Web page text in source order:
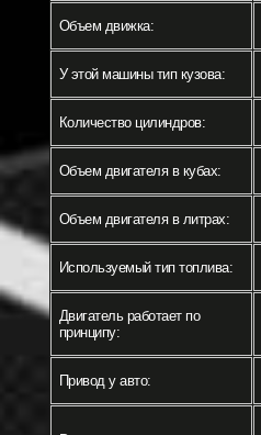
Объем движка:
У этой машины тип кузова:
Количество цилиндров:
Объем двигателя в кубах:
Объем двигателя в литрах:
Используемый тип топлива:
Двигатель работает по
принципу:
Привод у авто: